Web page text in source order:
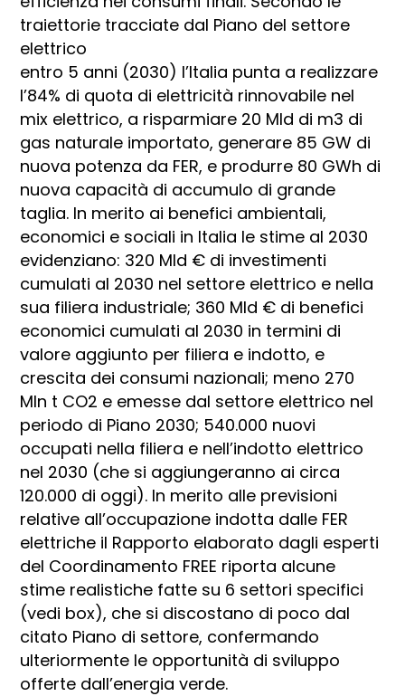
traiettorie tracciate dal Piano del settore
elettrico
entro 5 anni (2030) l’Italia punta a realizzare
l’84% di quota di elettricità rinnovabile nel
mix elettrico, a risparmiare 20 Mld di m3 di
gas naturale importato, generare 85 GW di
nuova potenza da FER, e produrre 80 GWh di
nuova capacità di accumulo di grande
taglia. In merito ai benefici ambientali,
economici e sociali in Italia le stime al 2030
evidenziano: 320 Mld € di investimenti
cumulati al 2030 nel settore elettrico e nella
sua filiera industriale; 360 Mld € di benefici
economici cumulati al 2030 in termini di
valore aggiunto per filiera e indotto, e
crescita dei consumi nazionali; meno 270
Mln t CO2 e emesse dal settore elettrico nel
periodo di Piano 2030; 540.000 nuovi
occupati nella filiera e nell’indotto elettrico
nel 2030 (che si aggiungeranno ai circa
120.000 di oggi). In merito alle previsioni
relative all’occupazione indotta dalle FER
elettriche il Rapporto elaborato dagli esperti
del Coordinamento FREE riporta alcune
stime realistiche fatte su 6 settori specifici
(vedi box), che si discostano di poco dal
citato Piano di settore, confermando
ulteriormente le opportunità di sviluppo
offerte dall’energia verde.